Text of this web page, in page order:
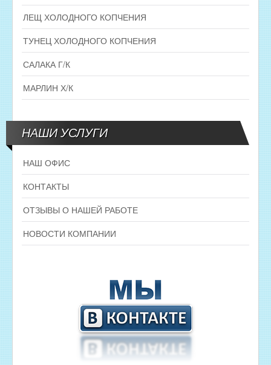
ЛЕЩ ХОЛОДНОГО КОПЧЕНИЯ
ТУНЕЦ ХОЛОДНОГО КОПЧЕНИЯ
САЛАКА Г/К
МАРЛИН Х/К
НАШИ УСЛУГИ
НАШ ОФИС
КОНТАКТЫ
ОТЗЫВЫ О НАШЕЙ РАБОТЕ
НОВОСТИ КОМПАНИИ